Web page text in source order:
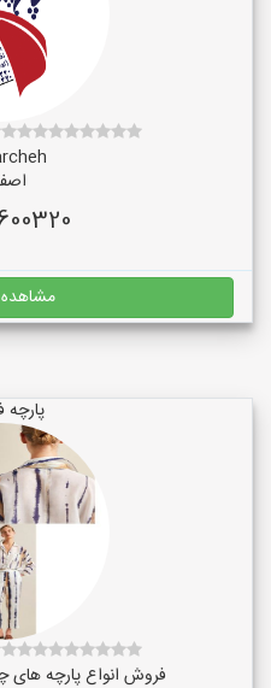
مشاهده
فروش انواع پارچه های